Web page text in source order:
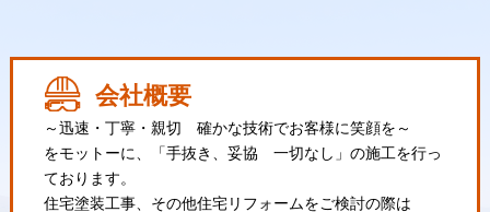
会社概要
～迅速・丁寧・親切 確かな技術でお客様に笑顔を～
をモットーに、「手抜き、妥協 一切なし」の施工を行っ
ております。
住宅塗装工事、その他住宅リフォームをご検討の際は